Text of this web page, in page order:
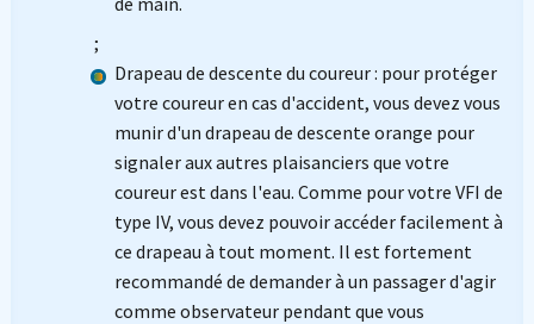
;
Drapeau de descente du coureur : pour protéger
votre coureur en cas d'accident, vous devez vous
munir d'un drapeau de descente orange pour
signaler aux autres plaisanciers que votre
coureur est dans l'eau. Comme pour votre VFI de
type IV, vous devez pouvoir accéder facilement à
ce drapeau à tout moment. Il est fortement
recommandé de demander à un passager d'agir
comme observateur pendant que vous